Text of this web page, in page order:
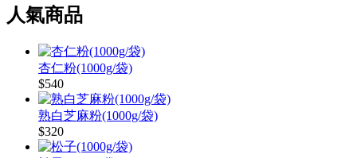
人氣商品
杏仁粉(1000g/袋)
$540
熟白芝麻粉(1000g/袋)
$320